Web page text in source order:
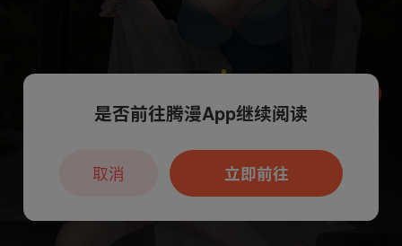
本章节仅支持App阅读，可打开App新用
户7天免费看
是否前往腾漫App继续阅读
立即前往
取消